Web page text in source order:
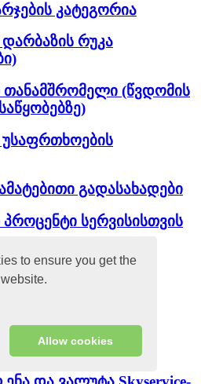
to ensure you get the
Allow cookies
კატეგორია
რუკა
(წვდომის
გადასახადები
სერვისისთვის